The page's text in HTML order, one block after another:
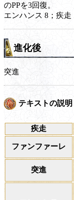
のPPを3回復。
エンハンス 8； 疾走
進化後
突進
テキストの説明
疾走
ファンファーレ
突進